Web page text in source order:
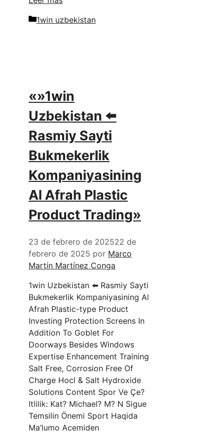
Categorías
1win uzbekistan
«»1win
Uzbekistan ⬅️
Rasmiy Sayti
Bukmekerlik
Kompaniyasining
Al Afrah Plastic
Product Trading»
23 de febrero de 202522 de
febrero de 2025 por Marco
Martín Martínez Conga
1win Uzbekistan ⬅️ Rasmiy Sayti
Bukmekerlik Kompaniyasining Al
Afrah Plastic-type Product
Investing Protection Screens In
Addition To Goblet For
Doorways Besides Windows
Expertise Enhancement Training
Salt Free, Corrosion Free Of
Charge Hocl & Salt Hydroxide
Solutions Content Spor Ve Çe?
Itlilik: Kat? Michael? M? N Sigue
Temsilin Önemi Sport Haqida
Ma’lumo Acemiden